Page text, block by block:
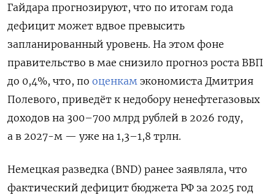
Гайдара прогнозируют, что по итогам года
дефицит может вдвое превысить
запланированный уровень. На этом фоне
правительство в мае снизило прогноз роста ВВП
до 0,4%, что, по оценкам экономиста Дмитрия
Полевого, приведёт к недобору ненефтегазовых
доходов на 300–700 млрд рублей в 2026 году,
а в 2027-м — уже на 1,3–1,8 трлн.
Немецкая разведка (BND) ранее заявляла, что
фактический дефицит бюджета РФ за 2025 год